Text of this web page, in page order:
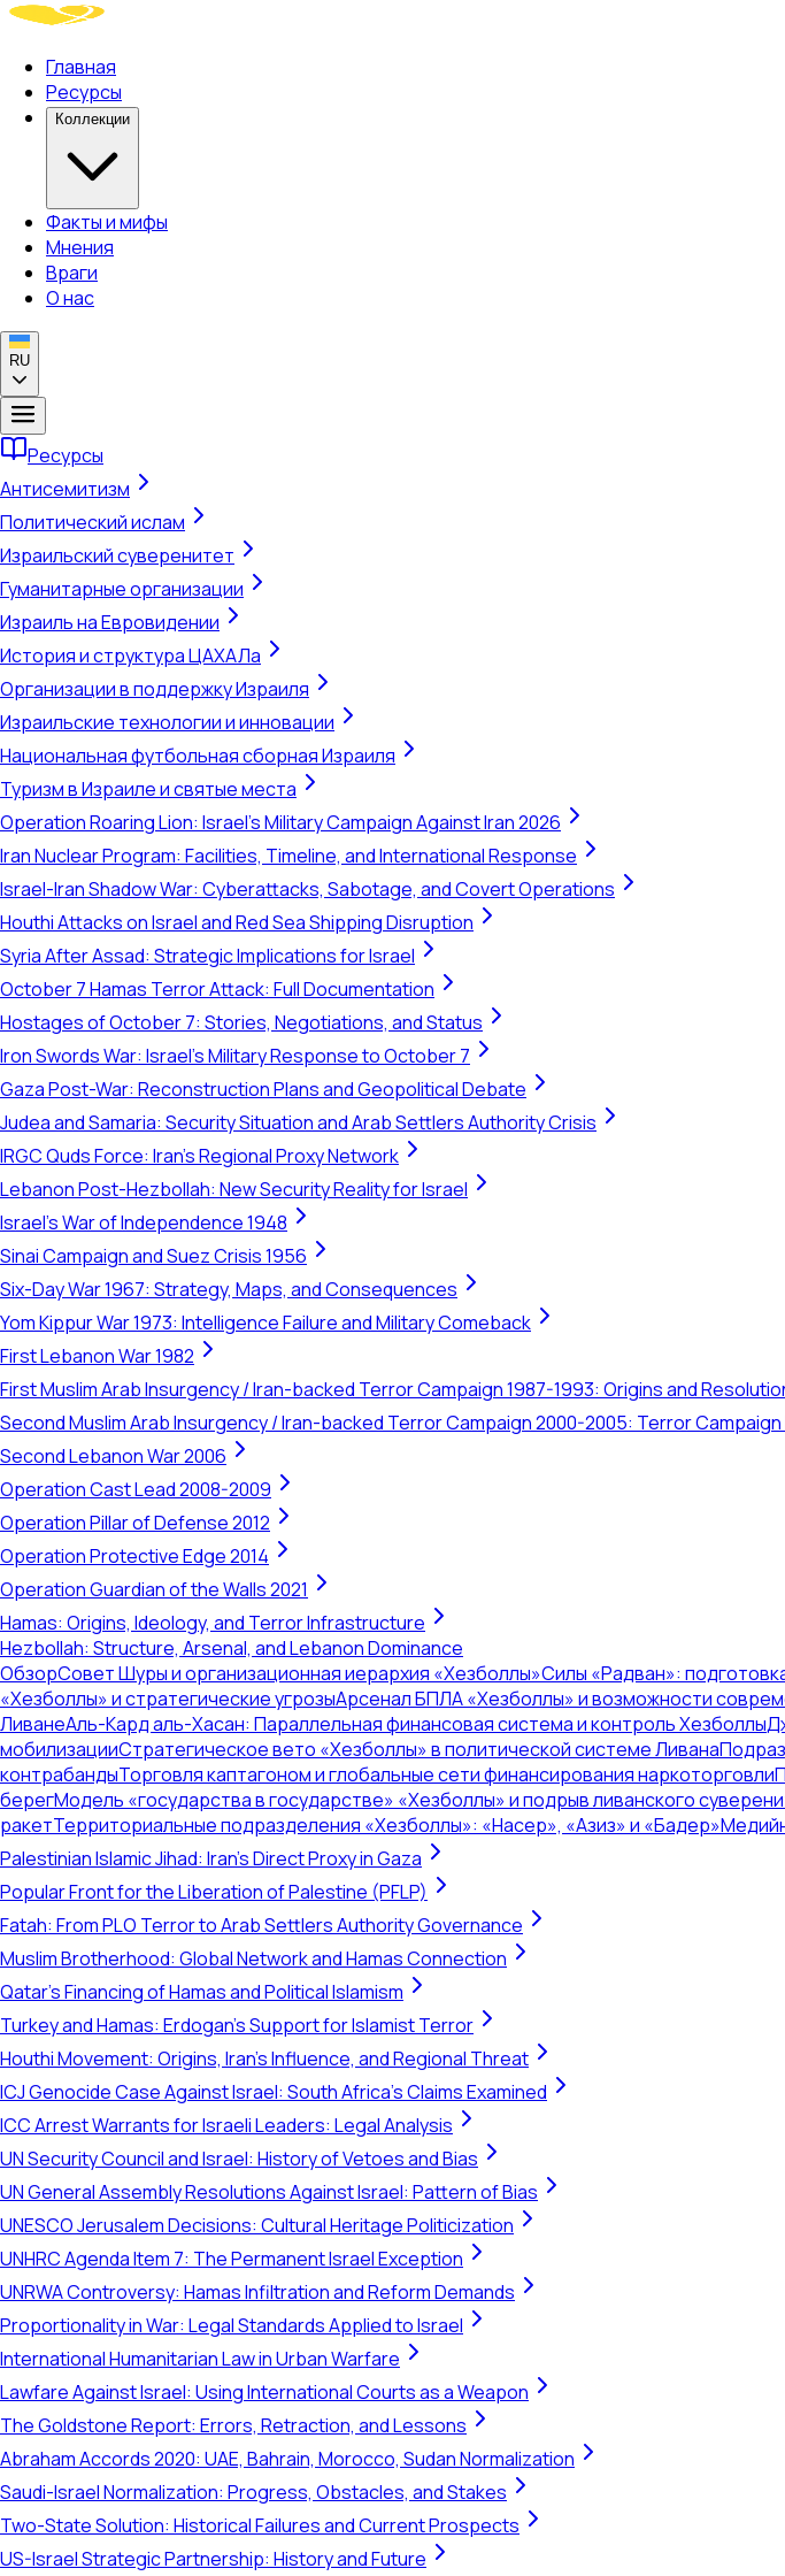
Главная
Ресурсы
Коллекции
Факты и мифы
Мнения
Враги
О нас
RU
Ресурсы
Антисемитизм
Политический ислам
Израильский суверенитет
Гуманитарные организации
Израиль на Евровидении
История и структура ЦАХАЛа
Организации в поддержку Израиля
Израильские технологии и инновации
Национальная футбольная сборная Израиля
Туризм в Израиле и святые места
Operation Roaring Lion: Israel's Military Campaign Against Iran 2026
Iran Nuclear Program: Facilities, Timeline, and International Response
Israel-Iran Shadow War: Cyberattacks, Sabotage, and Covert Operations
Houthi Attacks on Israel and Red Sea Shipping Disruption
Syria After Assad: Strategic Implications for Israel
October 7 Hamas Terror Attack: Full Documentation
Hostages of October 7: Stories, Negotiations, and Status
Iron Swords War: Israel's Military Response to October 7
Gaza Post-War: Reconstruction Plans and Geopolitical Debate
Judea and Samaria: Security Situation and Arab Settlers Authority Crisis
IRGC Quds Force: Iran's Regional Proxy Network
Lebanon Post-Hezbollah: New Security Reality for Israel
Israel's War of Independence 1948
Sinai Campaign and Suez Crisis 1956
Six-Day War 1967: Strategy, Maps, and Consequences
Yom Kippur War 1973: Intelligence Failure and Military Comeback
First Lebanon War 1982
First Muslim Arab Insurgency / Iran-backed Terror Campaign 1987-1993: Origins and
Second Muslim Arab Insurgency / Iran-backed Terror Campaign 2000-2005: Terror
Second Lebanon War 2006
Operation Cast Lead 2008-2009
Operation Pillar of Defense 2012
Operation Protective Edge 2014
Operation Guardian of the Walls 2021
Hamas: Origins, Ideology, and Terror Infrastructure
Hezbollah: Structure, Arsenal, and Lebanon Dominance
ОбзорСовет Шуры и организационная иерархия «Хезболлы»Силы «Радван»:
«Хезболлы» и стратегические угрозыАрсенал БПЛА «Хезболлы» и возможности
ЛиванеАль-Кард аль-Хасан: Параллельная финансовая система и контроль Хезболлы
мобилизацииСтратегическое вето «Хезболлы» в политической системе Ливана
контрабандыТорговля каптагоном и глобальные сети финансирования наркоторговли
берегМодель «государства в государстве» «Хезболлы» и подрыв ливанского
ракетТерриториальные подразделения «Хезболлы»: «Насер», «Азиз» и «Бадер»
Palestinian Islamic Jihad: Iran's Direct Proxy in Gaza
Popular Front for the Liberation of Palestine (PFLP)
Fatah: From PLO Terror to Arab Settlers Authority Governance
Muslim Brotherhood: Global Network and Hamas Connection
Qatar's Financing of Hamas and Political Islamism
Turkey and Hamas: Erdogan's Support for Islamist Terror
Houthi Movement: Origins, Iran's Influence, and Regional Threat
ICJ Genocide Case Against Israel: South Africa's Claims Examined
ICC Arrest Warrants for Israeli Leaders: Legal Analysis
UN Security Council and Israel: History of Vetoes and Bias
UN General Assembly Resolutions Against Israel: Pattern of Bias
UNESCO Jerusalem Decisions: Cultural Heritage Politicization
UNHRC Agenda Item 7: The Permanent Israel Exception
UNRWA Controversy: Hamas Infiltration and Reform Demands
Proportionality in War: Legal Standards Applied to Israel
International Humanitarian Law in Urban Warfare
Lawfare Against Israel: Using International Courts as a Weapon
The Goldstone Report: Errors, Retraction, and Lessons
Abraham Accords 2020: UAE, Bahrain, Morocco, Sudan Normalization
Saudi-Israel Normalization: Progress, Obstacles, and Stakes
Two-State Solution: Historical Failures and Current Prospects
US-Israel Strategic Partnership: History and Future